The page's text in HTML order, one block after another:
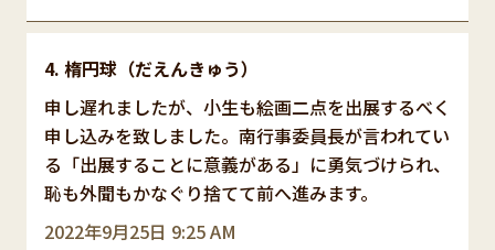
楕円球（だえんきゅう）
2022年9月25日 9:25 AM
申し遅れましたが、小生も絵画二点を出展するべく
申し込みを致しました。南行事委員長が言われてい
る「出展することに意義がある」に勇気づけられ、
恥も外聞もかなぐり捨てて前へ進みます。